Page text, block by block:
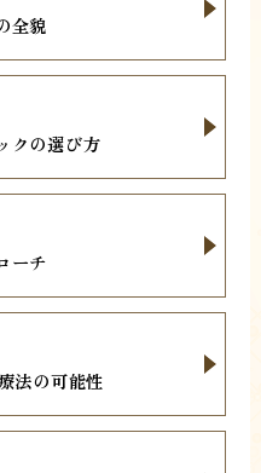
全貌
クの選び方
ーチ
法の可能性